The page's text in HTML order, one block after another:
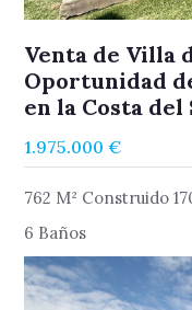
Venta de Villa
Oportunidad
en la Costa del
1.975.000 €
762 M² Construido
6 Baños